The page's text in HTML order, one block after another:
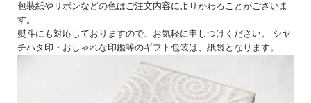
包装紙やリボンなどの色はご注文内容によりかわることがございま
す。
熨斗にも対応しておりますので、お気軽に申しつけください。 シヤ
チハタ印・おしゃれな印鑑等のギフト包装は、紙袋となります。